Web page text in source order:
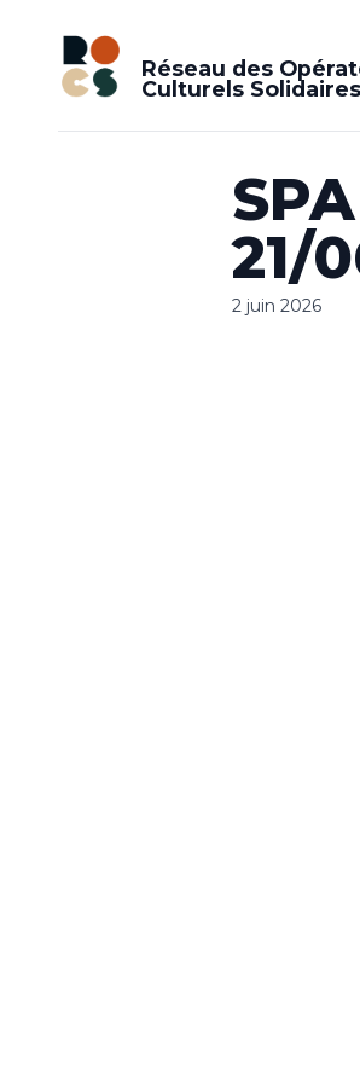
Réseau des
Culturels Solidaires
21/
2 juin 2026